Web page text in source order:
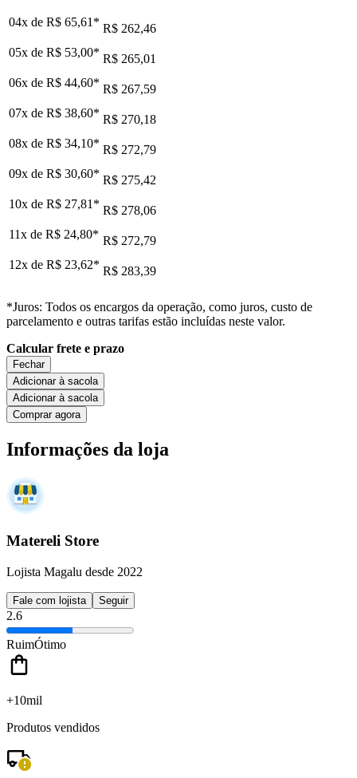
04x de R$ 65,61 * R$ 262,46
05x de R$ 53,00* R$ 265,01
06x de R$ 44,60* R$ 267,59
07x de R$ 38,60* R$ 270,18
08x de R$ 34,10* R$ 272,79
09x de R$ 30,60* R$ 275,42
10x de R$ 27,81 * R$ 278,06
11x de R$ 24,80* R$ 272,79
12x de R$ 23,62* R$ 283,39
*Juros: Todos os encargos da operação, como juros, custo de
parcelamento e outras tarifas estão incluídas neste valor.
Calcular frete e prazo
Fechar
Adicionar à sacola
Adicionar à sacola
Comprar agora
Informações da loja
Matereli Store
Lojista Magalu desde 2022
Fale com lojista Seguir
2.6
RuimÓtimo
+10mil
Produtos vendidos